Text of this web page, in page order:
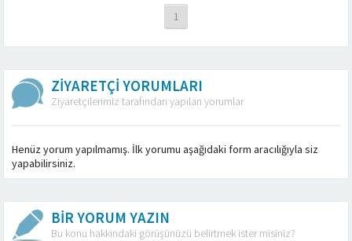
1
ZİYARETÇİ YORUMLARI
Ziyaretçilerimiz tarafından yapılan yorumlar
Henüz yorum yapılmamış. İlk yorumu aşağıdaki form aracılığıyla siz
yapabilirsiniz.
BİR YORUM YAZIN
Bu konu hakkındaki görüşünüzü belirtmek ister misiniz?